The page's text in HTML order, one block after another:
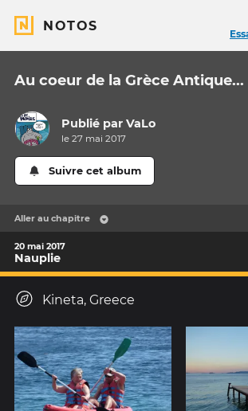
NOTOS
Au coeur de la Grèce Antique...
Publié parVaLo
le 27 mai 2017
Suivre cet album
Aller au chapitre
20 mai 2017
Nauplie
Kineta, Greece